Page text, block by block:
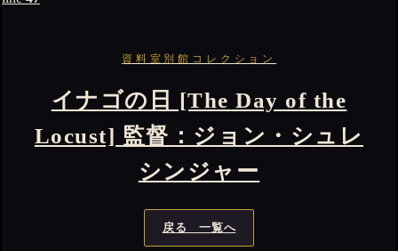
資料室別館コレクション
イナゴの日 [The Day of the
Locust] 監督：ジョン・シュレ
シンジャー
戻る 一覧へ